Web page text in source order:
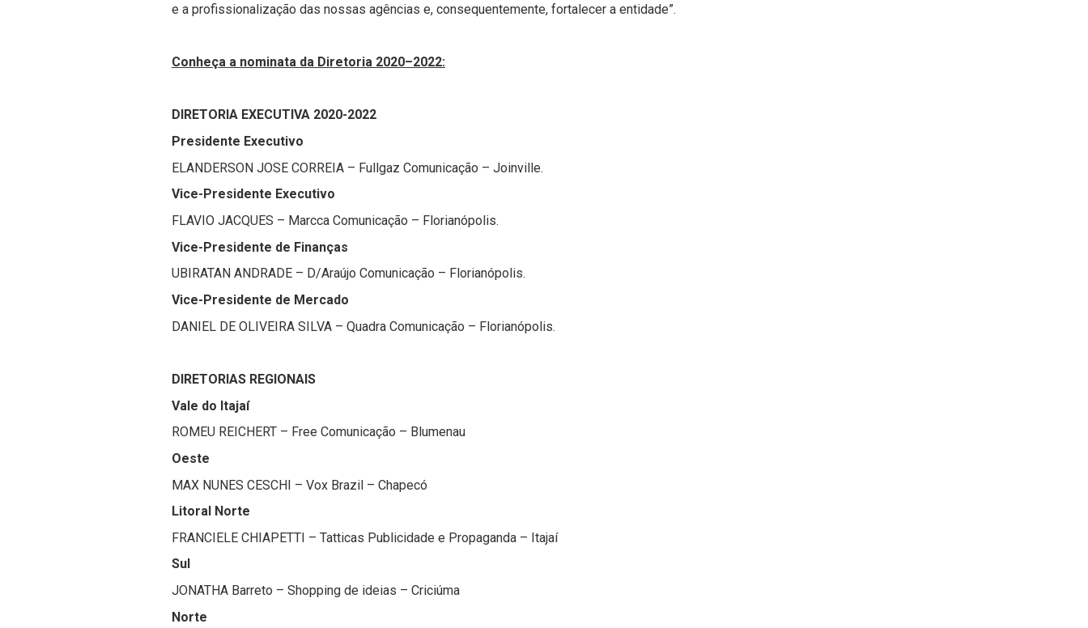
e a profissionalização das nossas agências e, consequentemente, fortalecer a entidade”.
Conheça a nominata da Diretoria 2020–2022:
DIRETORIA EXECUTIVA 2020-2022
Presidente Executivo
ELANDERSON JOSE CORREIA – Fullgaz Comunicação – Joinville.
Vice-Presidente Executivo
FLAVIO JACQUES – Marcca Comunicação – Florianópolis.
Vice-Presidente de Finanças
UBIRATAN ANDRADE – D/Araújo Comunicação – Florianópolis.
Vice-Presidente de Mercado
DANIEL DE OLIVEIRA SILVA – Quadra Comunicação – Florianópolis.
DIRETORIAS REGIONAIS
Vale do Itajaí
ROMEU REICHERT – Free Comunicação – Blumenau
Oeste
MAX NUNES CESCHI – Vox Brazil – Chapecó
Litoral Norte
FRANCIELE CHIAPETTI – Tatticas Publicidade e Propaganda – Itajaí
Sul
JONATHA Barreto – Shopping de ideias – Criciúma
Norte